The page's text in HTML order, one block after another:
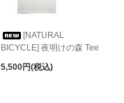
[NATURAL
BICYCLE] 夜明けの森 Tee
5,500円(税込)